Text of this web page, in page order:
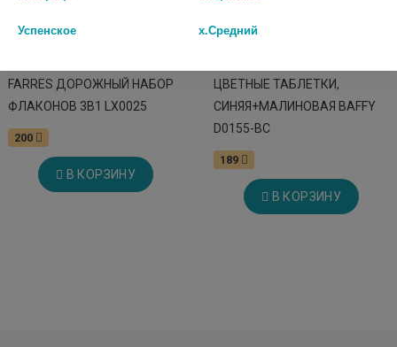
FARRES ДОРОЖНЫЙ НАБОР
ФЛАКОНОВ 3В1 LX0025
200
В КОРЗИНУ
ЦВЕТНЫЕ ТАБЛЕТКИ,
СИНЯЯ+МАЛИНОВАЯ BAFFY
D0155-BС
189
В КОРЗИНУ
Успенское х.Средний